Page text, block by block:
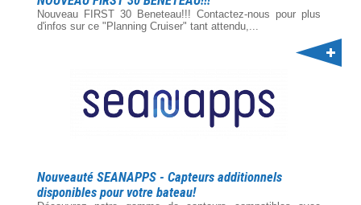
Nouveau FIRST 30 Beneteau!!! Contactez-nous pour plus
d'infos sur ce "Planning Cruiser" tant attendu,...
Nouveauté SEANAPPS - Capteurs additionnels
disponibles pour votre bateau!